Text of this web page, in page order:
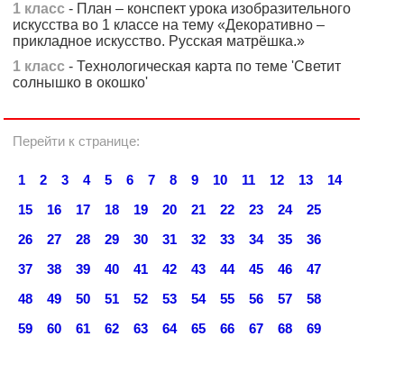
1 класс - План – конспект урока изобразительного
искусства во 1 классе на тему «Декоративно –
прикладное искусство. Русская матрёшка.»
1 класс - Технологическая карта по теме 'Светит
солнышко в окошко'
Перейти к странице:
1 2 3 4 5 6 7 8 9 10 11 12 13
14
15
16 17 18 19 20 21 22 23 24
25
26
27 28 29 30 31 32 33 34 35
36
37
38 39 40 41 42 43 44 45 46
47
48
49 50 51 52 53 54 55 56 57
58
59
60 61 62 63 64 65 66 67 68
69